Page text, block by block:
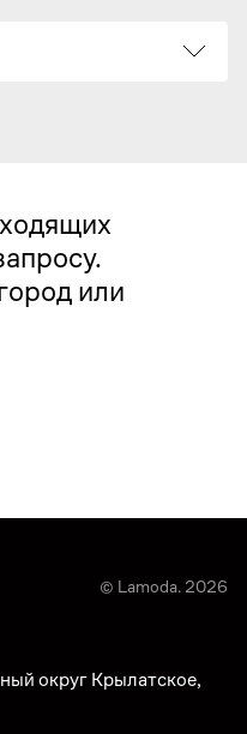
или
© Lamoda. 2026
округ Крылатское,